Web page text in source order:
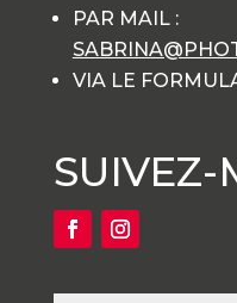
PAR MAIL :
VIA LE
SUIVEZ-